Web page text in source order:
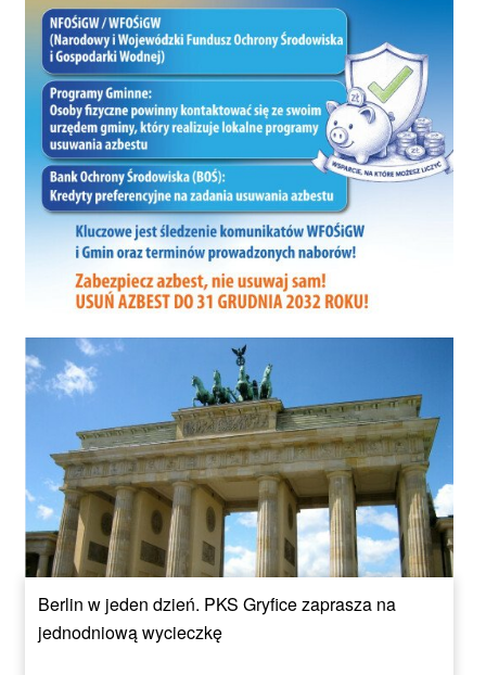
Berlin w jeden dzień. PKS Gryfice zaprasza na
jednodniową wycieczkę